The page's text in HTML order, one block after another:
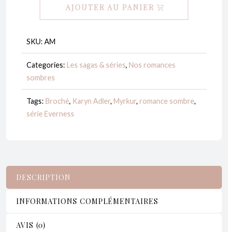
moi
#1
-
Adler
AJOUTER AU PANIER
SKU: AM
Categories: Les sagas & séries, Nos romances
sombres
Tags: Broché, Karyn Adler, Myrkur, romance sombre,
série Everness
DESCRIPTION
INFORMATIONS COMPLÉMENTAIRES
AVIS (0)